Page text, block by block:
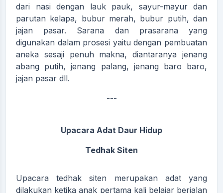
dari nasi dengan lauk pauk, sayur-mayur dan
parutan kelapa, bubur merah, bubur putih, dan
jajan pasar. Sarana dan prasarana yang
digunakan dalam prosesi yaitu dengan pembuatan
aneka sesaji penuh makna, diantaranya jenang
abang putih, jenang palang, jenang baro baro,
jajan pasar dll.
---
Upacara Adat Daur Hidup
Tedhak Siten
Upacara tedhak siten merupakan adat yang
dilakukan ketika anak pertama kali belajar berjalan